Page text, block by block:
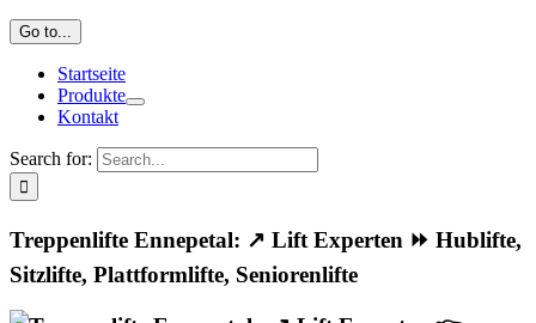
Go to...
Startseite
Produkte
Kontakt
Search for:
Treppenlifte Ennepetal: ↗️ Lift Experten ⏩ Hublifte,
Sitzlifte, Plattformlifte, Seniorenlifte